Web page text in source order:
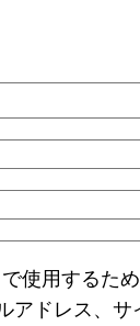
使用するた
アドレス、サ